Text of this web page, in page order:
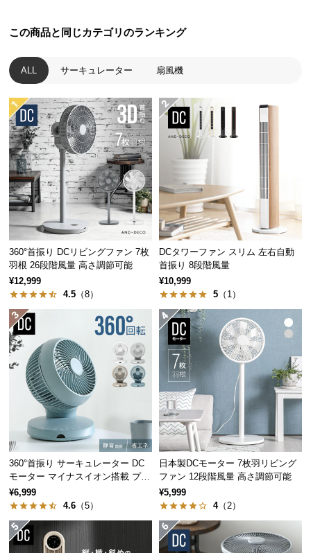
商
の
配
送
に
つ
い
て
小
型
商
品
の
配
送
に
つ
て
開
設
置
サ
ー
ス
つ
この商品と同じカテゴリのランキング
ALL サーキュレーター 扇風機
360°首振り DCリビングファン 7枚
羽根 26段階風量 高さ調節可能
¥12,999
4.5 （8）
DCタワーファン スリム 左右自動
首振り 8段階風量
¥10,999
5 （1）
360°首振り サーキュレーター DC
モーター マイナスイオン搭載 プレ
ミアムタイプ
¥6,999
4.6 （5）
日本製DCモーター 7枚羽リビング
ファン 12段階風量 高さ調節可能
¥5,999
4（2）